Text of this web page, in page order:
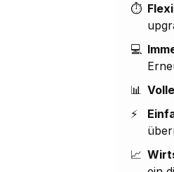
⏱️
💻
📊
⚡
📈